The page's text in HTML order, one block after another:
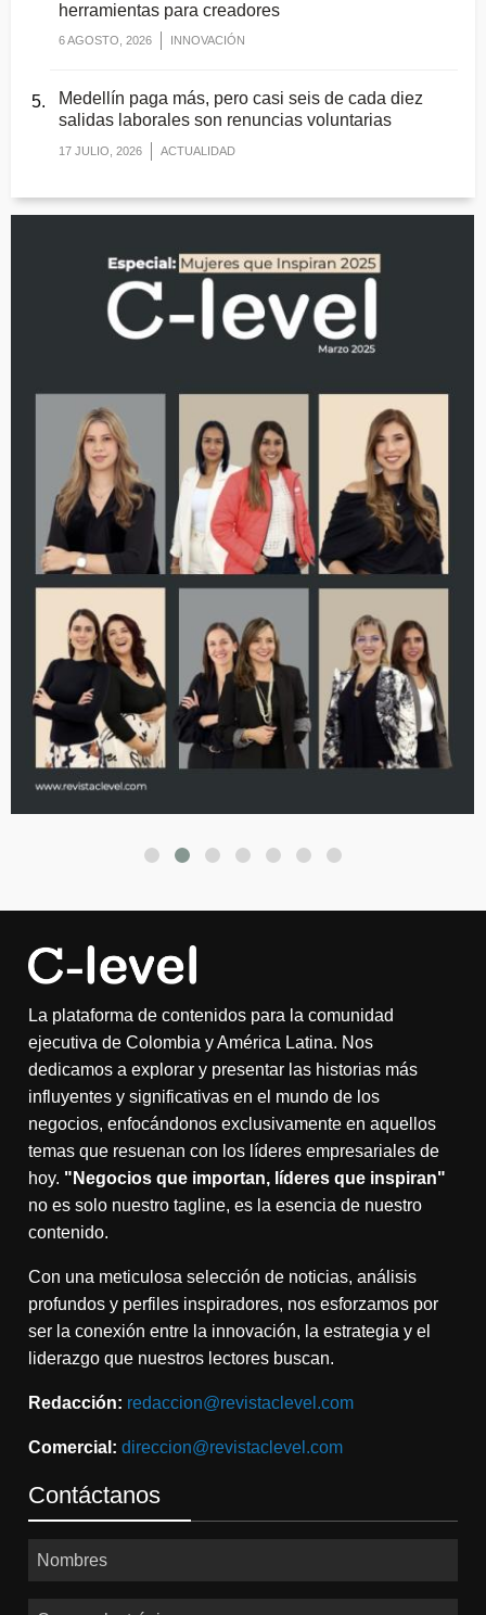
herramientas para creadores
6 AGOSTO, 2026 INNOVACIÓN
Medellín paga más, pero casi seis de cada diez
salidas laborales son renuncias voluntarias
17 JULIO, 2026 ACTUALIDAD
La plataforma de contenidos para la comunidad
ejecutiva de Colombia y América Latina. Nos
dedicamos a explorar y presentar las historias más
influyentes y significativas en el mundo de los
negocios, enfocándonos exclusivamente en aquellos
temas que resuenan con los líderes empresariales de
hoy. "Negocios que importan, líderes que inspiran"
no es solo nuestro tagline, es la esencia de nuestro
contenido.
Con una meticulosa selección de noticias, análisis
profundos y perfiles inspiradores, nos esforzamos por
ser la conexión entre la innovación, la estrategia y el
liderazgo que nuestros lectores buscan.
Redacción: redaccion@revistaclevel.com
Comercial: direccion@revistaclevel.com
Contáctanos
Nombres